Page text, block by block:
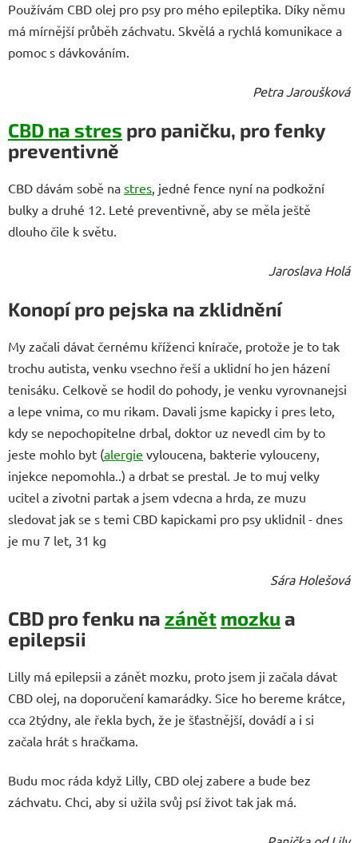
Používám CBD olej pro psy pro mého epileptika. Díky němu
má mírnější průběh záchvatu. Skvělá a rychlá komunikace a
pomoc s dávkováním.
Petra Jaroušková
CBD na stres pro paničku, pro fenky
preventivně
CBD dávám sobě na stres, jedné fence nyní na podkožní
bulky a druhé 12. Leté preventivně, aby se měla ještě
dlouho čile k světu.
Jaroslava Holá
Konopí pro pejska na zklidnění
My začali dávat černému kříženci knírače, protože je to tak
trochu autista, venku vsechno řeší a uklidní ho jen házení
tenisáku. Celkově se hodil do pohody, je venku vyrovnanejsi
a lepe vnima, co mu rikam. Davali jsme kapicky i pres leto,
kdy se nepochopitelne drbal, doktor uz nevedl cim by to
jeste mohlo byt (alergie vyloucena, bakterie vylouceny,
injekce nepomohla..) a drbat se prestal. Je to muj velky
ucitel a zivotni partak a jsem vdecna a hrda, ze muzu
sledovat jak se s temi CBD kapickami pro psy uklidnil - dnes
je mu 7 let, 31 kg
Sára Holešová
CBD pro fenku na zánět mozku a
epilepsii
Lilly má epilepsii a zánět mozku, proto jsem ji začala dávat
CBD olej, na doporučení kamarádky. Sice ho bereme krátce,
cca 2týdny, ale řekla bych, že je šťastnější, dovádí a i si
začala hrát s hračkama.
Budu moc ráda když Lilly, CBD olej zabere a bude bez
záchvatu. Chci, aby si užila svůj psí život tak jak má.